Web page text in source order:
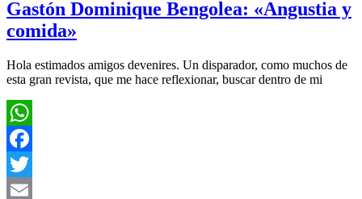
Gastón Dominique Bengolea: «Angustia y
comida»
Hola estimados amigos devenires. Un disparador, como muchos de
esta gran revista, que me hace reflexionar, buscar dentro de mi
WhatsApp
Facebook
Twitter